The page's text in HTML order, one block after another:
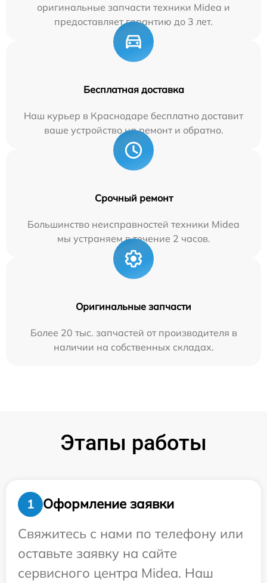
оригинальные запчасти техники Midea и
предоставляет гарантию до 3 лет.
Бесплатная доставка
Наш курьер в Краснодаре бесплатно доставит
ваше устройство на ремонт и обратно.
Срочный ремонт
Большинство неисправностей техники Midea
мы устраняем в течение 2 часов.
Оригинальные запчасти
Более 20 тыс. запчастей от производителя в
наличии на собственных складах.
Этапы работы
1
Оформление заявки
Свяжитесь с нами по телефону или
оставьте заявку на сайте
сервисного центра Midea. Наш